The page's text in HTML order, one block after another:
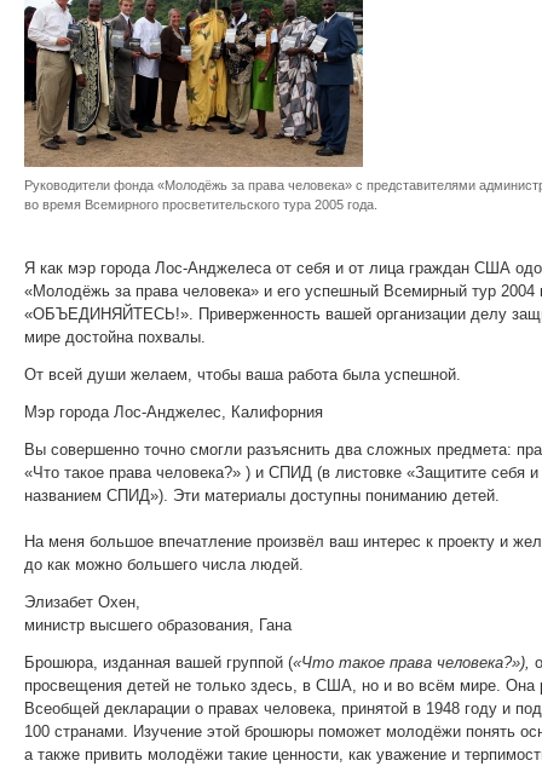
Руководители фонда «Молодёжь за права человека» с представителями
во время Всемирного просветительского тура 2005 года.
Я как мэр города Лос-Анджелеса от себя и от лица граждан США
«Молодёжь за права человека» и его успешный Всемирный тур 2004
«ОБЪЕДИНЯЙТЕСЬ!». Приверженность вашей организации делу
мире достойна похвалы.
От всей души желаем, чтобы ваша работа была успешной.
Мэр города Лос-Анджелес, Калифорния
Вы совершенно точно смогли разъяснить два сложных предмета:
«Что такое права человека?» ) и СПИД (в листовке «Защитите себя и
названием СПИД»). Эти материалы доступны пониманию детей.
На меня большое впечатление произвёл ваш интерес к проекту и
до как можно большего числа людей.
Элизабет Охен,
министр высшего образования, Гана
Брошюра, изданная вашей группой («Что такое права человека?»),
просвещения детей не только здесь, в США, но и во всём мире. Она
Всеобщей декларации о правах человека, принятой в 1948 году и
100 странами. Изучение этой брошюры поможет молодёжи понять
а также привить молодёжи такие ценности, как уважение и